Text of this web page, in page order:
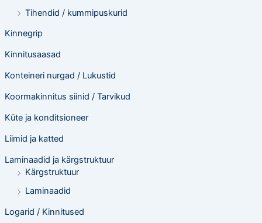
Tihendid / kummipuskurid
Kinnegrip
Kinnitusaasad
Konteineri nurgad / Lukustid
Koormakinnitus siinid / Tarvikud
Küte ja konditsioneer
Liimid ja katted
Laminaadid ja kärgstruktuur
Kärgstruktuur
Laminaadid
Logarid / Kinnitused